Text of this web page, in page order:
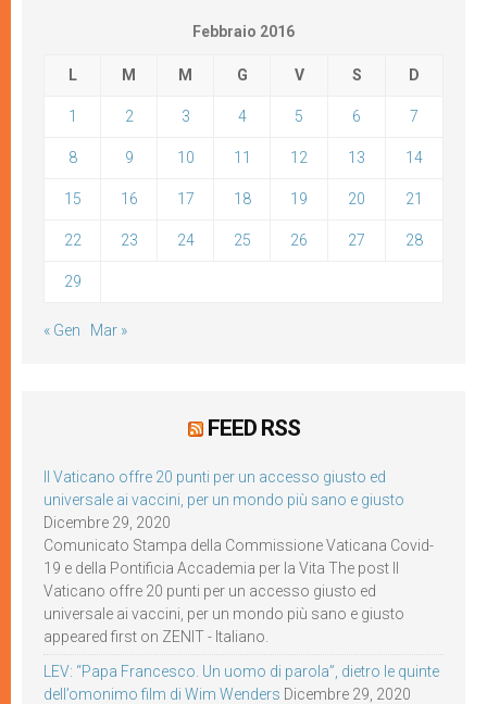
Febbraio 2016
L M M G V S D
1 2 3 4 5 6 7
8 9 10 11 12 13 14
15 16 17 18 19 20 21
22 23 24 25 26 27 28
29
« Gen Mar »
FEED RSS
Il Vaticano offre 20 punti per un accesso giusto ed
universale ai vaccini, per un mondo più sano e giusto
Dicembre 29, 2020
Comunicato Stampa della Commissione Vaticana Covid-
19 e della Pontificia Accademia per la Vita The post Il
Vaticano offre 20 punti per un accesso giusto ed
universale ai vaccini, per un mondo più sano e giusto
appeared first on ZENIT - Italiano.
LEV: “Papa Francesco. Un uomo di parola”, dietro le quinte
dell’omonimo film di Wim Wenders Dicembre 29, 2020